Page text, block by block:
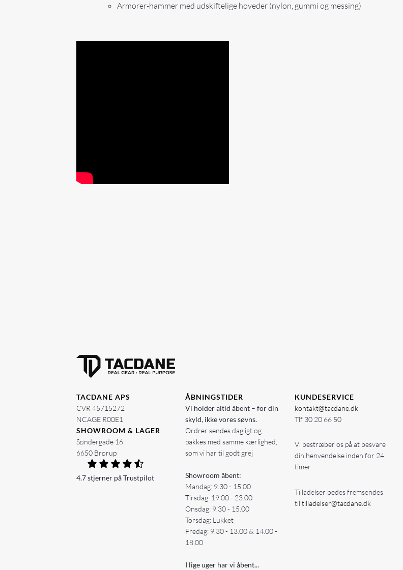
Armorer-hammer med udskiftelige hoveder (nylon, gummi og messing)
TACDANE APS
CVR 45715272
NCAGE R00E1
SHOWROOM & LAGER
Søndergade 16
6650 Brørup
4.7 stjerner på Trustpilot
ÅBNINGSTIDER
Vi holder altid åbent – for din
skyld, ikke vores søvns.
Ordrer sendes dagligt og
pakkes med samme kærlighed,
som vi har til godt grej
Showroom åbent:
Mandag: 9.30 - 15.00
Tirsdag: 19.00 - 23.00
Onsdag: 9.30 - 15.00
Torsdag: Lukket
Fredag: 9.30 - 13.00 & 14.00 -
18.00
I lige uger har vi åbent...
KUNDESERVICE
kontakt@tacdane.dk
Tlf 30 20 66 50
Vi bestræber os på at besvare
din henvendelse inden for 24
timer.
Tilladelser bedes fremsendes
til tilladelser@tacdane.dk